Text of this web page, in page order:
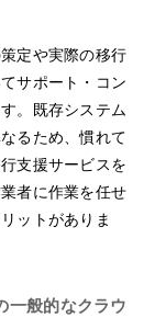
定や実際の移行
サポート・コン
。既存システム
るため、慣れて
支援サービスを
者に作業を任せ
ットがありま
一般的なクラウ